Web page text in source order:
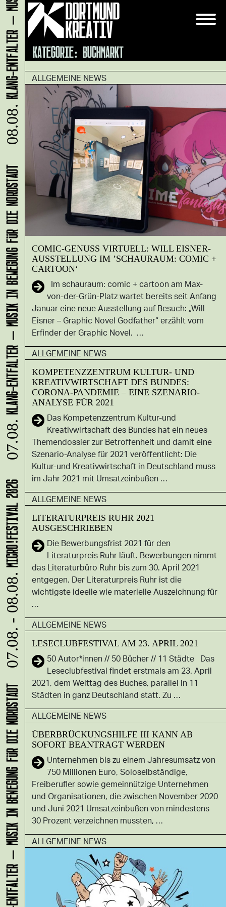
KATEGORIE: BUCHMARKT
ALLGEMEINE NEWS
COMIC-GENUSS VIRTUELL: WILL EISNER-
AUSSTELLUNG IM ’SCHAURAUM: COMIC +
CARTOON‘
Im schauraum: comic + cartoon am Max-
von-der-Grün-Platz wartet bereits seit Anfang
Januar eine neue Ausstellung auf Besuch: „Will
Eisner – Graphic Novel Godfather“ erzählt vom
Erfinder der Graphic Novel. …
ALLGEMEINE NEWS
KOMPETENZZENTRUM KULTUR- UND
KREATIVWIRTSCHAFT DES BUNDES:
CORONA-PANDEMIE – EINE SZENARIO-
ANALYSE FÜR 2021
Das Kompetenzzentrum Kultur-und
Kreativwirtschaft des Bundes hat ein neues
Themendossier zur Betroffenheit und damit eine
Szenario-Analyse für 2021 veröffentlicht: Die
Kultur-und Kreativwirtschaft in Deutschland muss
im Jahr 2021 mit Umsatzeinbußen …
ALLGEMEINE NEWS
LITERATURPREIS RUHR 2021
AUSGESCHRIEBEN
Die Bewerbungsfrist 2021 für den
Literaturpreis Ruhr läuft. Bewerbungen nimmt
das Literaturbüro Ruhr bis zum 30. April 2021
entgegen. Der Literaturpreis Ruhr ist die
wichtigste ideelle wie materielle Auszeichnung für
…
ALLGEMEINE NEWS
LESECLUBFESTIVAL AM 23. APRIL 2021
50 Autor*innen // 50 Bücher // 11 Städte Das
Leseclubfestival findet erstmals am 23. April
2021, dem Welttag des Buches, parallel in 11
Städten in ganz Deutschland statt. Zu …
ALLGEMEINE NEWS
ÜBERBRÜCKUNGSHILFE III KANN AB
SOFORT BEANTRAGT WERDEN
Unternehmen bis zu einem Jahresumsatz von
750 Millionen Euro, Soloselbständige,
Freiberufler sowie gemeinnützige Unternehmen
und Organisationen, die zwischen November 2020
und Juni 2021 Umsatzeinbußen von mindestens
30 Prozent verzeichnen mussten, …
ALLGEMEINE NEWS
KLANG-ENTFALTER – MUSIK IN BEWEGUNG FÜR DIE NORDSTADT
07.08. - 08.08.
MICRO!FESTIVAL 2026
07.08.
KLANG-ENTFALTER – MUSIK IN BEWEGUNG FÜR DIE NORDSTADT
08.08.